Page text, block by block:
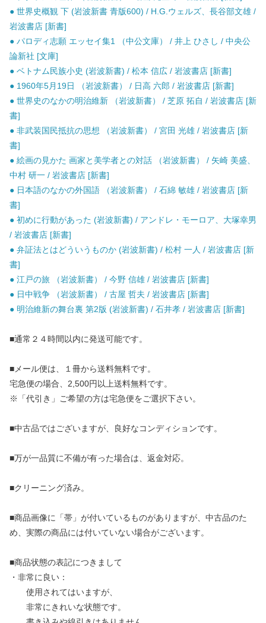
● 世界史概観 下 (岩波新書 青版600) / H.G.ウェルズ、長谷部文雄 /
岩波書店 [新書]
● パロディ志願 エッセイ集1 （中公文庫） / 井上 ひさし / 中央公
論新社 [文庫]
● ベトナム民族小史 (岩波新書) / 松本 信広 / 岩波書店 [新書]
● 1960年5月19日 （岩波新書） / 日高 六郎 / 岩波書店 [新書]
● 世界史のなかの明治維新 （岩波新書） / 芝原 拓自 / 岩波書店 [新
書]
● 非武装国民抵抗の思想 （岩波新書） / 宮田 光雄 / 岩波書店 [新
書]
● 絵画の見かた 画家と美学者との対話 （岩波新書） / 矢崎 美盛、
中村 研一 / 岩波書店 [新書]
● 日本語のなかの外国語 （岩波新書） / 石綿 敏雄 / 岩波書店 [新
書]
● 初めに行動があった (岩波新書) / アンドレ・モーロア、大塚幸男
/ 岩波書店 [新書]
● 弁証法とはどういうものか (岩波新書) / 松村 一人 / 岩波書店 [新
書]
● 江戸の旅 （岩波新書） / 今野 信雄 / 岩波書店 [新書]
● 日中戦争 （岩波新書） / 古屋 哲夫 / 岩波書店 [新書]
● 明治維新の舞台裏 第2版 (岩波新書) / 石井孝 / 岩波書店 [新書]
■通常２４時間以内に発送可能です。
■メール便は、１冊から送料無料です。
宅急便の場合、2,500円以上送料無料です。
※「代引き」ご希望の方は宅急便をご選択下さい。
■中古品ではございますが、良好なコンディションです。
■万が一品質に不備が有った場合は、返金対応。
■クリーニング済み。
■商品画像に「帯」が付いているものがありますが、中古品のた
め、実際の商品には付いていない場合がございます。
■商品状態の表記につきまして
・非常に良い：
使用されてはいますが、
非常にきれいな状態です。